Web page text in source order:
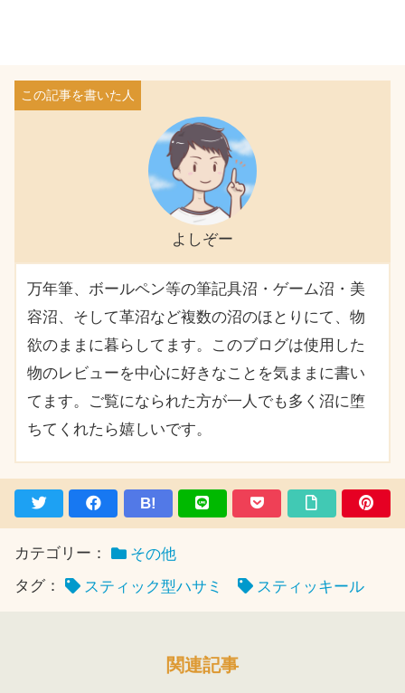
よしぞー
万年筆、ボールペン等の筆記具沼・ゲーム沼・美
容沼、そして革沼など複数の沼のほとりにて、物
欲のままに暮らしてます。このブログは使用した
物のレビューを中心に好きなことを気ままに書い
てます。ご覧になられた方が一人でも多く沼に堕
ちてくれたら嬉しいです。
B!
カテゴリー：
その他
タグ：
スティック型ハサミ スティッキール
関連記事